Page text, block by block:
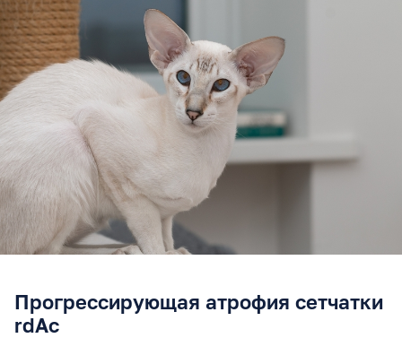
Прогрессирующая атрофия сетчатки
rdAc